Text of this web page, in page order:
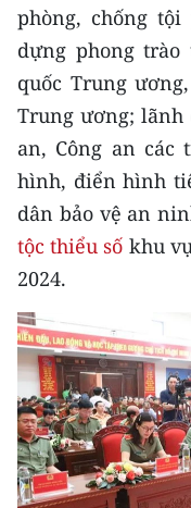
Media Thể thao
Media Giáo dục
Media Y tế
Media Khoa học -
Media Môi trường
Ảnh
TIN MỚI
TIN ĐỊA PHƯƠNG
Trung du và miền
phòng, chống
dựng phong
quốc Trung
Trung ương; lãnh
an, Công an các
hình, điển hình
dân bảo vệ an
tộc thiểu số khu
2024.